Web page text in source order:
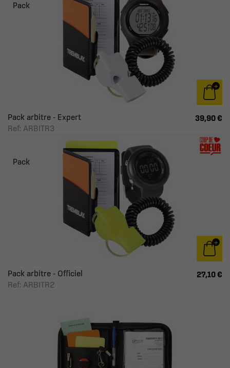
Pack arbitre - Expert
Ref: ARBITR3
39,90 €
Pack
Pack arbitre - Officiel
Ref: ARBITR2
27,10 €
Pack